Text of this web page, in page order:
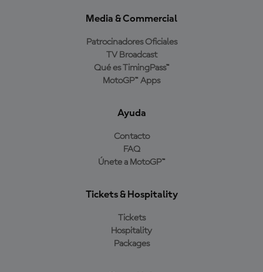
Media & Commercial
Patrocinadores Oficiales
TV Broadcast
Qué es TimingPass™
MotoGP™ Apps
Ayuda
Contacto
FAQ
Únete a MotoGP™
Tickets & Hospitality
Tickets
Hospitality
Packages